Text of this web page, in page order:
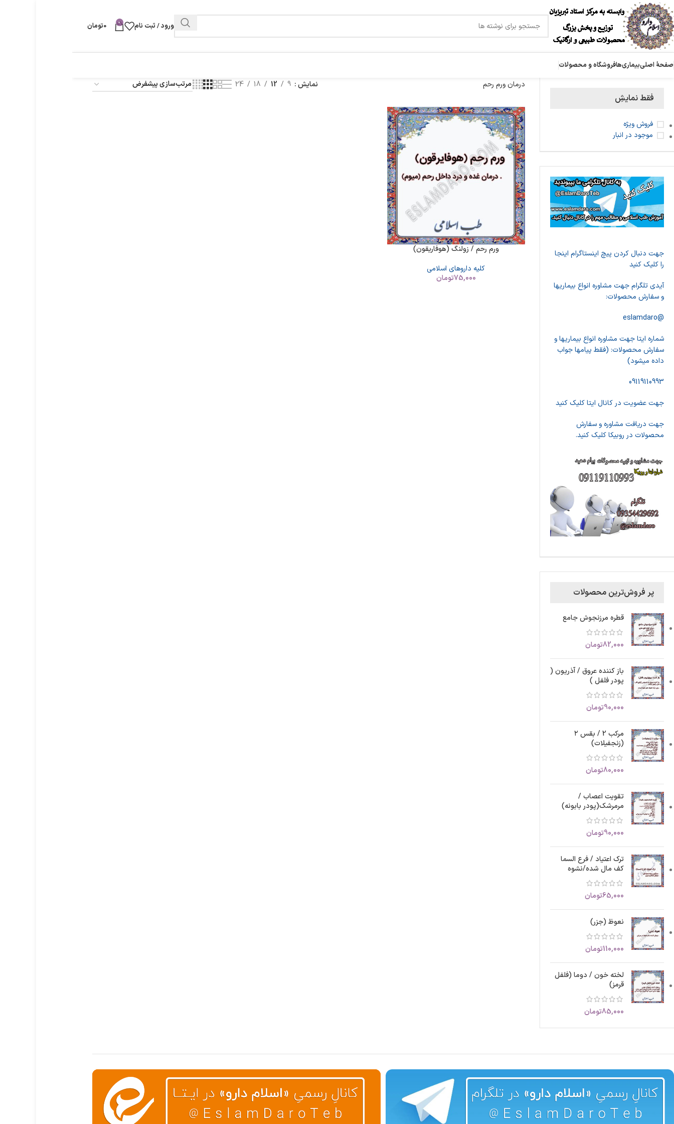
ورود / ثبت نام 0
0تومان
صفحۀ اصلیبیماری‌هافروشگاه و محصولات
فقط نمایشِ
فروش ویژه
موجود در انبار
جهت دنبال کردن پیچ اینستاگرام اینجا
را کلیک کنید
آیدی تلگرام جهت مشاوره انواع بیماریها
و سفارش محصولات:
@eslamdaro
شماره ایتا جهت مشاوره انواع بیماریها و
سفارش محصولات: (فقط پیامها جواب
داده میشود)
09119110993
جهت عضویت در کانال ایتا کلیک کنید
جهت دریافت مشاوره و سفارش
محصولات در روبیکا کلیک کنید.
پر فروش‌ترین محصولات
قطره مرزنجوش جامع
82,000تومان
باز کننده عروق / آذریون (
پودر فلفل )
90,000تومان
مرکب 2 / بقس ۲
(زنجفیلات)
80,000تومان
تقویت اعصاب /
مرمرشک(پودر بابونه)
90,000تومان
ترک اعتیاد / فرع السما
کف مال شده/نشوه
65,000تومان
نعوظ (جزر)
110,000تومان
لخته خون / دوما (فلفل
قرمز)
85,000تومان
درمان ورم رحم نمایش 9
12
18
24
ورم رحم / زولنگ (هوفاریقون)
کلیه داروهای اسلامی
75,000تومان